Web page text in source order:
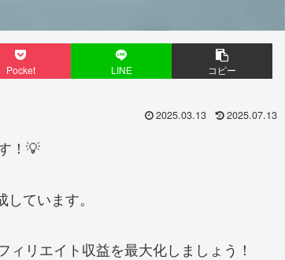
Pocket LINE コピー
2025.03.13 2025.07.13
！💡
ています。
リエイト収益を最大化しましょう！